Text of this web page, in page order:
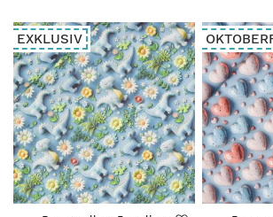
EXKLUSIV